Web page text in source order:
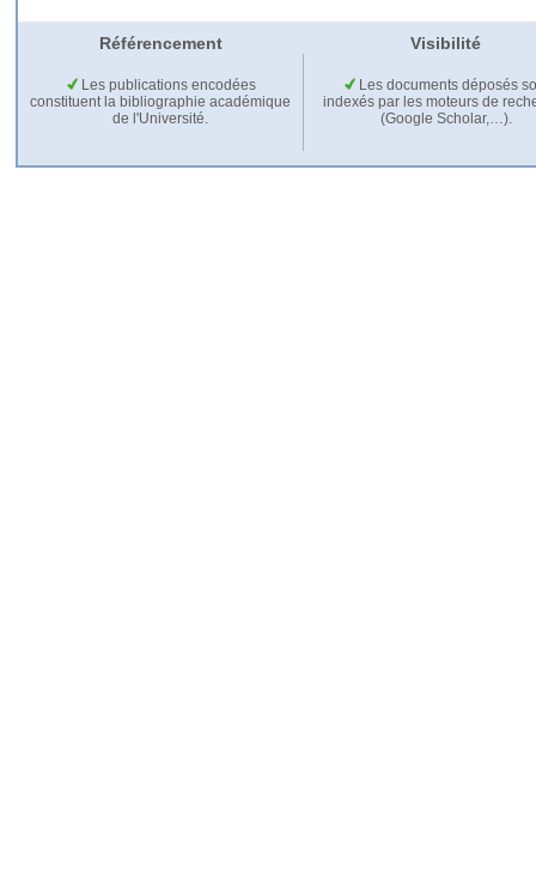
Référencement Visibilité
Les publications encodées
constituent la bibliographie académique
de l'Université.
Les documents déposés
indexés par les moteurs de
(Google Scholar,…).